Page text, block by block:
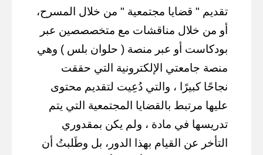
تقديم " قضايا مجتمعية " من خلال المسرح،
أو من خلال مناقشات مع متخصصصين عبر
بودكاست أو عبر منصة ( حلوان بلس ) وهي
منصة جامعتي الإلكترونية التي حققت
نجاحًا كبيرًا ، والتي دُعِيت لتقديم محتوى
عليها مرتبط بالقضايا المجتمعية التي يتم
تدريسها في مادة ، ولم يكن بمقدوري
التأخر عن القيام بهذا الدور، بل وطَلبتُ أن